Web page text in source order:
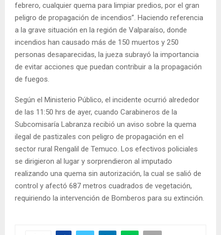
febrero, cualquier quema para limpiar predios, por el gran
peligro de propagación de incendios”. Haciendo referencia
a la grave situación en la región de Valparaíso, donde
incendios han causado más de 150 muertos y 250
personas desaparecidas, la jueza subrayó la importancia
de evitar acciones que puedan contribuir a la propagación
de fuegos.
Según el Ministerio Público, el incidente ocurrió alrededor
de las 11:50 hrs de ayer, cuando Carabineros de la
Subcomisaría Labranza recibió un aviso sobre la quema
ilegal de pastizales con peligro de propagación en el
sector rural Rengalil de Temuco. Los efectivos policiales
se dirigieron al lugar y sorprendieron al imputado
realizando una quema sin autorización, la cual se salió de
control y afectó 687 metros cuadrados de vegetación,
requiriendo la intervención de Bomberos para su extinción.